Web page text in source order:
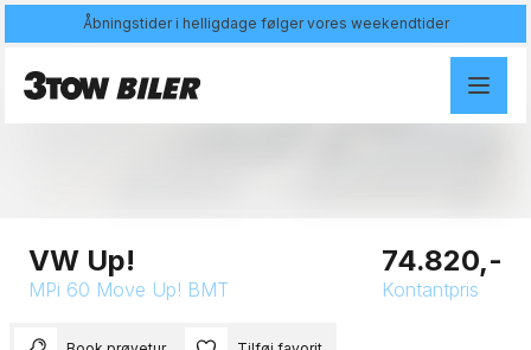
Åbningstider i helligdage følger vores weekendtider
Åben galleri
VW Up!
MPi 60 Move Up! BMT
74.820,-
Kontantpris